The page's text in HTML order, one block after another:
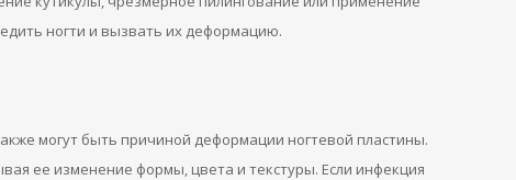
ногти и вызвать их деформацию.
могут быть причиной деформации ногтевой пластины.
ее изменение формы, цвета и текстуры. Если инфекция